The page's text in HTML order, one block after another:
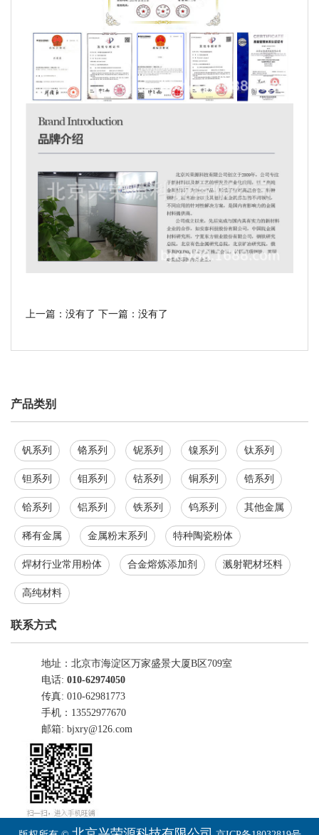
上一篇：没有了 下一篇：没有了
产品类别
钒系列 铬系列 铌系列 镍系列 钛系列
钽系列 钼系列 钴系列 铜系列 锆系列
铪系列 铝系列 铁系列 钨系列 其他金属
稀有金属 金属粉末系列 特种陶瓷粉体
焊材行业常用粉体 合金熔炼添加剂 溅射靶材坯料
高纯材料
联系方式
地址：北京市海淀区万家盛景大厦B区709室
电话: 010-62974050
传真: 010-62981773
手机：13552977670
邮箱: bjxry@126.com